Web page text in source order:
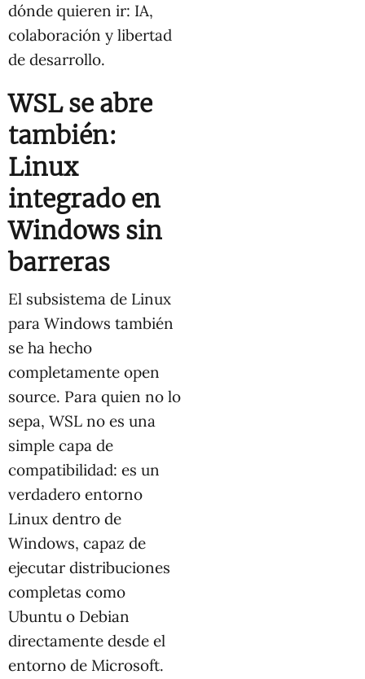
dónde quieren ir: IA,
colaboración y libertad
de desarrollo.
WSL se abre
también:
Linux
integrado en
Windows sin
barreras
El subsistema de Linux
para Windows también
se ha hecho
completamente open
source. Para quien no lo
sepa, WSL no es una
simple capa de
compatibilidad: es un
verdadero entorno
Linux dentro de
Windows, capaz de
ejecutar distribuciones
completas como
Ubuntu o Debian
directamente desde el
entorno de Microsoft.